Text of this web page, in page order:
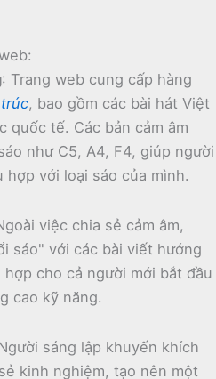
: Trang web cung cấp hàng
, bao gồm các bài hát Việt
quốc tế. Các bản cảm âm
như C5, A4, F4, giúp người
với loại sáo của mình.
việc chia sẻ cảm âm,
sáo" với các bài viết hướng
cho cả người mới bắt đầu
cao kỹ năng.
sáng lập khuyến khích
kinh nghiệm, tạo nên một